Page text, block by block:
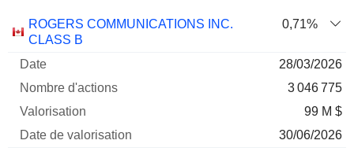
Société Date
Nombre
Date de
ROGERS COMMUNICATIONS INC.
CLASS B
0,71%
28/03/2026
3 046 775
99 M $
30/06/2026